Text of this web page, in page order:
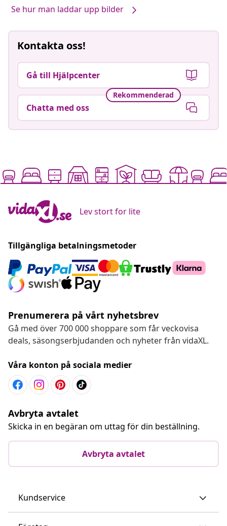
Se hur man laddar upp bilder
Kontakta oss!
Gå till Hjälpcenter
Rekommenderad
Chatta med oss
Lev stort for lite
Tillgängliga betalningsmetoder
Prenumerera på vårt nyhetsbrev
Gå med över 700 000 shoppare som får veckovisa
deals, säsongserbjudanden och nyheter från vidaXL.
Våra konton på sociala medier
Avbryta avtalet
Skicka in en begäran om uttag för din beställning.
Avbryta avtalet
Kundservice